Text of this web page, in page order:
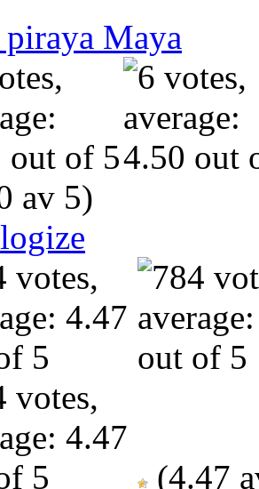
Maya
av 5)
(4.47